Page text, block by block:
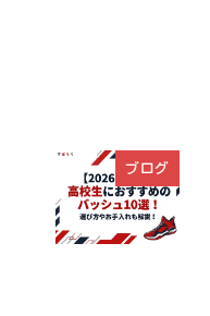
ブログ